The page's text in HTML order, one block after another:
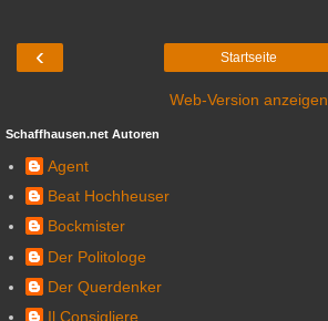
‹ Startseite
Web-Version anzeigen
Schaffhausen.net Autoren
Agent
Beat Hochheuser
Bockmister
Der Politologe
Der Querdenker
Il Consigliere